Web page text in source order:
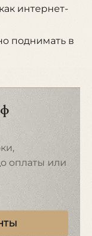
интернет-
поднимать в
оплаты или